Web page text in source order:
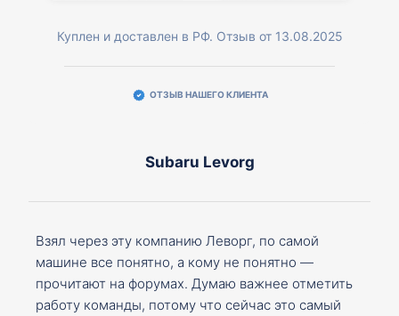
Куплен и доставлен в РФ. Отзыв от 13.08.2025
ОТЗЫВ НАШЕГО КЛИЕНТА
Subaru Levorg
Взял через эту компанию Леворг, по самой
машине все понятно, а кому не понятно —
прочитают на форумах. Думаю важнее отметить
работу команды, потому что сейчас это самый